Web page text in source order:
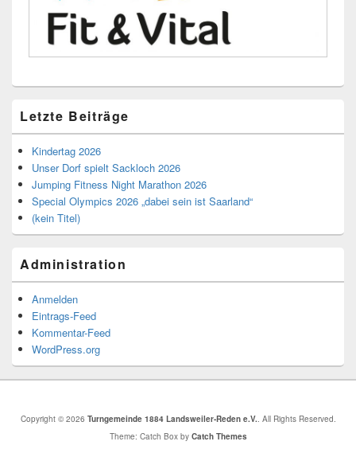
Letzte Beiträge
Kindertag 2026
Unser Dorf spielt Sackloch 2026
Jumping Fitness Night Marathon 2026
Special Olympics 2026 „dabei sein ist Saarland“
(kein Titel)
Administration
Anmelden
Eintrags-Feed
Kommentar-Feed
WordPress.org
Copyright © 2026 Turngemeinde 1884 Landsweiler-Reden e.V. . All Rights Reserved.
Theme: Catch Box by Catch Themes